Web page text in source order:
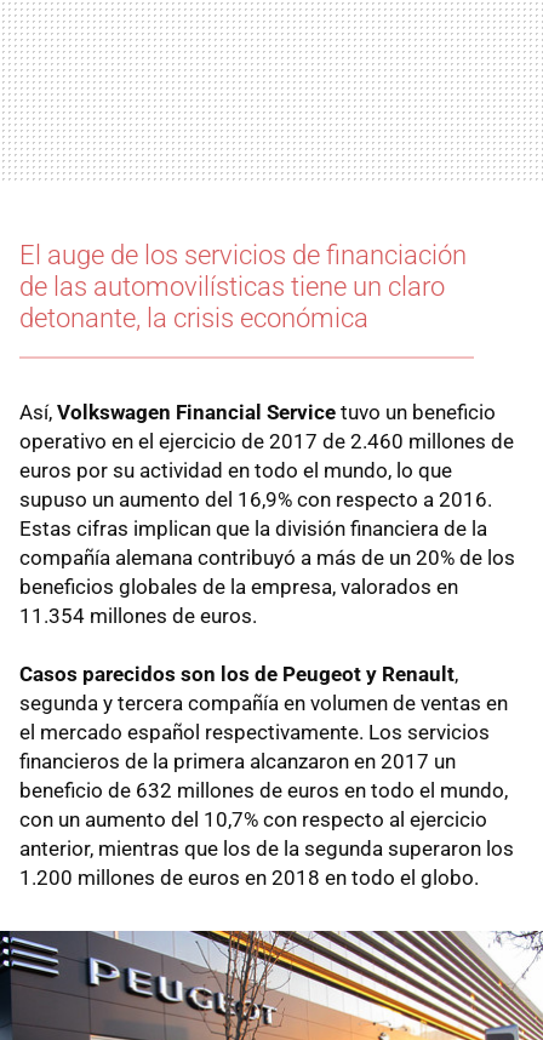
El auge de los servicios de financiación
de las automovilísticas tiene un claro
detonante, la crisis económica
Así, Volkswagen Financial Service tuvo un beneficio
operativo en el ejercicio de 2017 de 2.460 millones de
euros por su actividad en todo el mundo, lo que
supuso un aumento del 16,9% con respecto a 2016.
Estas cifras implican que la división financiera de la
compañía alemana contribuyó a más de un 20% de los
beneficios globales de la empresa, valorados en
11.354 millones de euros.
Casos parecidos son los de Peugeot y Renault,
segunda y tercera compañía en volumen de ventas en
el mercado español respectivamente. Los servicios
financieros de la primera alcanzaron en 2017 un
beneficio de 632 millones de euros en todo el mundo,
con un aumento del 10,7% con respecto al ejercicio
anterior, mientras que los de la segunda superaron los
1.200 millones de euros en 2018 en todo el globo.